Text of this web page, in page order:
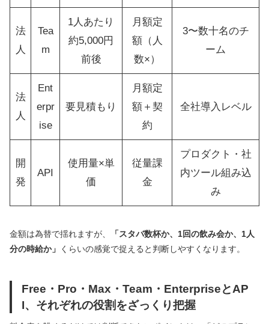
法
人
Tea
m
1人あたり
約5,000円
前後
月額定
額（人
数×）
3〜数十名のチ
ーム
法
人
Ent
erpr
ise
要見積もり
月額定
額＋契
約
全社導入レベル
開
発
API
使用量×単
価
従量課
金
プロダクト・社
内ツール組み込
み
金額は為替で揺れますが、
「スタバ数杯か、1回の飲み会か、1人
分の時給か」
くらいの感覚で捉えると判断しやすくなります。
Free・Pro・Max・Team・EnterpriseとAP
I、それぞれの役割をざっくり把握